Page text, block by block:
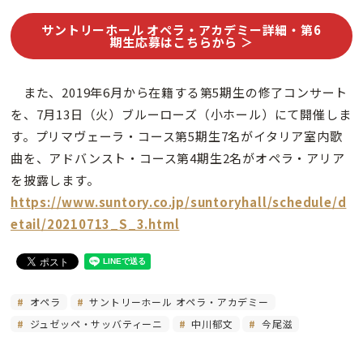
サントリーホール オペラ・アカデミー詳細・第6
期生応募はこちらから ＞
また、2019年6月から在籍する第5期生の修了コンサート
を、7月13日（火）ブルーローズ（小ホール）にて開催しま
す。プリマヴェーラ・コース第5期生7名がイタリア室内歌
曲を、アドバンスト・コース第4期生2名がオペラ・アリア
を披露します。
https://www.suntory.co.jp/suntoryhall/schedule/d
etail/20210713_S_3.html
オペラ
サントリーホール オペラ・アカデミー
ジュゼッペ・サッバティーニ
中川郁文
今尾滋